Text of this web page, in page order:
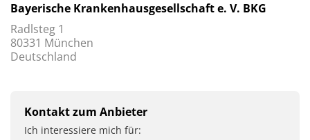
Bayerische Krankenhausgesellschaft e. V. BKG
Radlsteg 1
80331 München
Deutschland
Kontakt zum Anbieter
Ich interessiere mich für: